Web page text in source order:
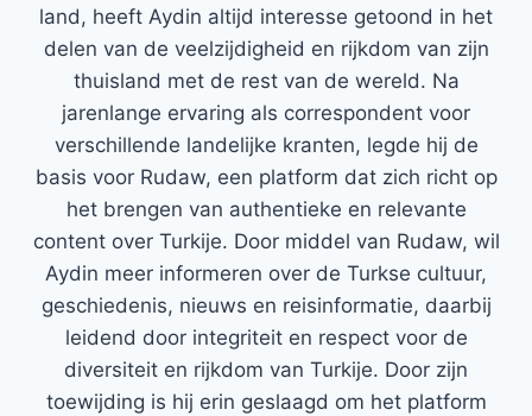
land, heeft Aydin altijd interesse getoond in het
delen van de veelzijdigheid en rijkdom van zijn
thuisland met de rest van de wereld. Na
jarenlange ervaring als correspondent voor
verschillende landelijke kranten, legde hij de
basis voor Rudaw, een platform dat zich richt op
het brengen van authentieke en relevante
content over Turkije. Door middel van Rudaw, wil
Aydin meer informeren over de Turkse cultuur,
geschiedenis, nieuws en reisinformatie, daarbij
leidend door integriteit en respect voor de
diversiteit en rijkdom van Turkije. Door zijn
toewijding is hij erin geslaagd om het platform